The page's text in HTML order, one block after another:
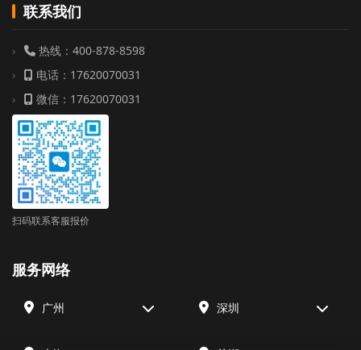
联系我们
热线：400-878-8598
电话：17620070031
微信：17620070031
扫码联系客服报价
服务网络
广州 深圳